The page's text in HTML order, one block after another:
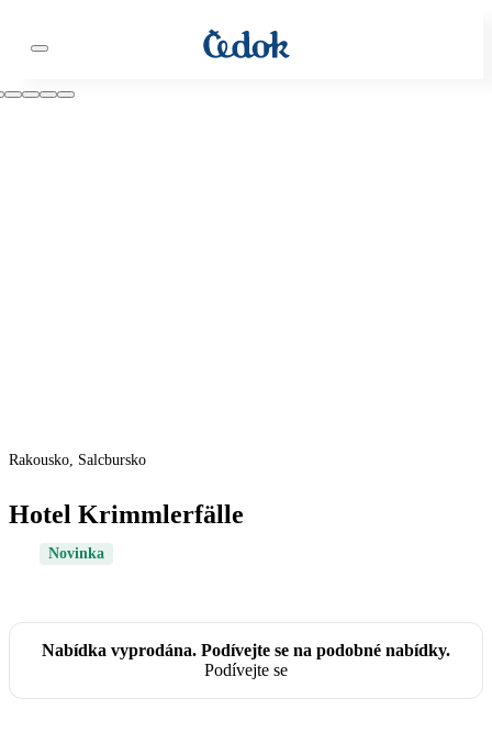
Rakousko, Salcbursko
Hotel Krimmlerfälle
Novinka
Nabídka vyprodána. Podívejte se na podobné nabídky.
Podívejte se